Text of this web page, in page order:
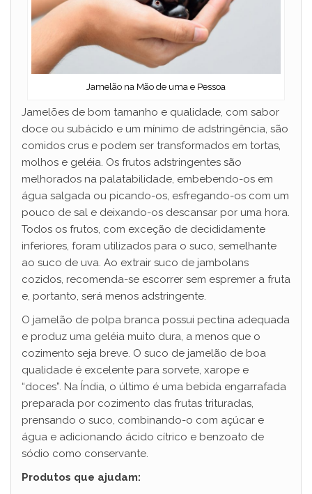
Jamelão na Mão de uma e Pessoa
Jamelões de bom tamanho e qualidade, com sabor
doce ou subácido e um mínimo de adstringência, são
comidos crus e podem ser transformados em tortas,
molhos e geléia. Os frutos adstringentes são
melhorados na palatabilidade, embebendo-os em
água salgada ou picando-os, esfregando-os com um
pouco de sal e deixando-os descansar por uma hora.
Todos os frutos, com exceção de decididamente
inferiores, foram utilizados para o suco, semelhante
ao suco de uva. Ao extrair suco de jambolans
cozidos, recomenda-se escorrer sem espremer a fruta
e, portanto, será menos adstringente.
O jamelão de polpa branca possui pectina adequada
e produz uma geléia muito dura, a menos que o
cozimento seja breve. O suco de jamelão de boa
qualidade é excelente para sorvete, xarope e
“doces”. Na Índia, o último é uma bebida engarrafada
preparada por cozimento das frutas trituradas,
prensando o suco, combinando-o com açúcar e
água e adicionando ácido cítrico e benzoato de
sódio como conservante.
Produtos que ajudam: